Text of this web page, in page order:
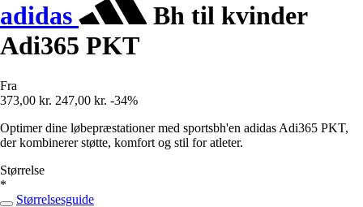
adidas
Bh til kvinder
Adi365 PKT
Fra
373,00 kr. 247,00 kr. -34%
Optimer dine løbepræstationer med sportsbh'en adidas Adi365 PKT,
der kombinerer støtte, komfort og stil for atleter.
Størrelse
*
Størrelsesguide